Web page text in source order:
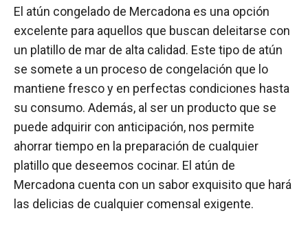
El atún congelado de Mercadona es una opción
excelente para aquellos que buscan deleitarse con
un platillo de mar de alta calidad. Este tipo de atún
se somete a un proceso de congelación que lo
mantiene fresco y en perfectas condiciones hasta
su consumo. Además, al ser un producto que se
puede adquirir con anticipación, nos permite
ahorrar tiempo en la preparación de cualquier
platillo que deseemos cocinar. El atún de
Mercadona cuenta con un sabor exquisito que hará
las delicias de cualquier comensal exigente.